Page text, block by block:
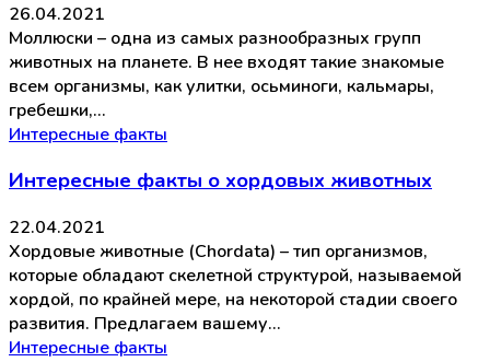
26.04.2021
Моллюски – одна из самых разнообразных групп
животных на планете. В нее входят такие знакомые
всем организмы, как улитки, осьминоги, кальмары,
гребешки,…
Интересные факты
Интересные факты о хордовых животных
22.04.2021
Хордовые животные (Chordata) – тип организмов,
которые обладают скелетной структурой, называемой
хордой, по крайней мере, на некоторой стадии своего
развития. Предлагаем вашему…
Интересные факты